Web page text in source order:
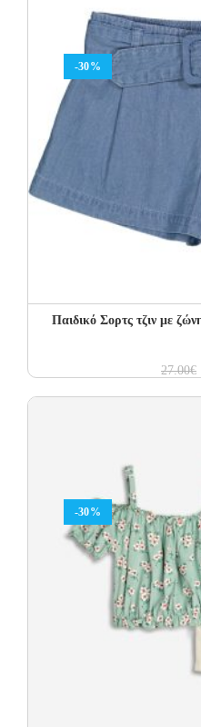
-30%
Παιδικό Σορτς τζιν με
27.00€
-30%